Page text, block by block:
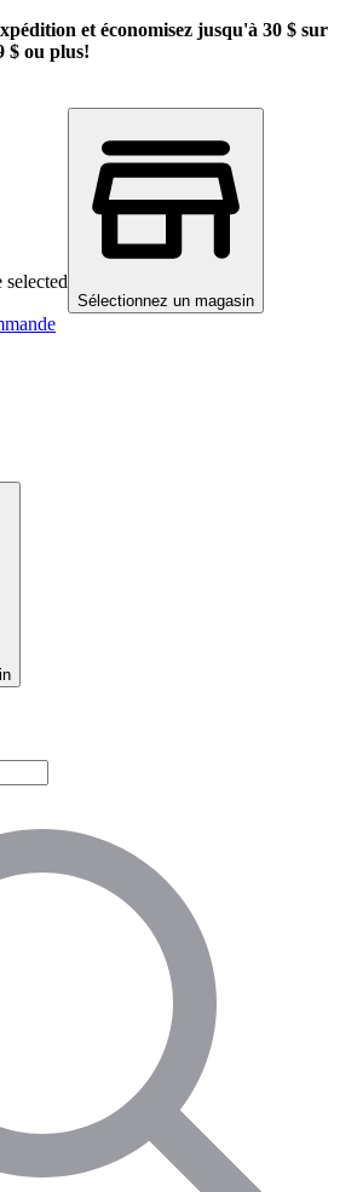
et économisez jusqu'à 30 $ sur
$ ou plus!
selected
Sélectionnez un magasin